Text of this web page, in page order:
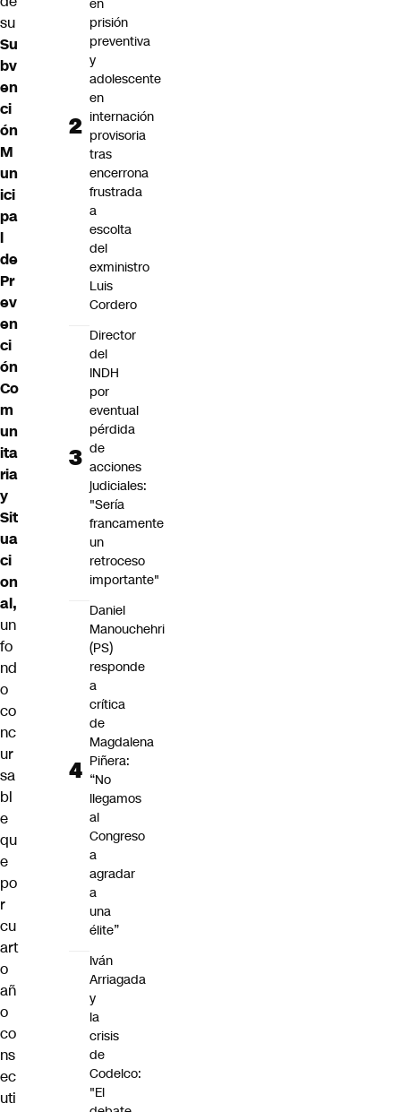
su
Su
bv
en
ci
ón
M
un
ici
pa
l
de
Pr
ev
en
ci
ón
Co
m
un
ita
ria
y
Sit
ua
ci
on
al,
un
fo
nd
o
co
nc
ur
sa
bl
e
qu
e
po
r
cu
art
o
añ
o
co
ns
ec
uti
en
prisión
preventiva
y
adolescente
en
internación
provisoria
tras
encerrona
frustrada
a
escolta
del
exministro
Luis
Cordero
Director
del
INDH
por
eventual
pérdida
de
acciones
judiciales:
"Sería
francamente
un
retroceso
importante"
Daniel
Manouchehri
(PS)
responde
a
crítica
de
Magdalena
Piñera:
“No
llegamos
al
Congreso
a
agradar
a
una
élite”
Iván
Arriagada
y
la
crisis
de
Codelco:
"El